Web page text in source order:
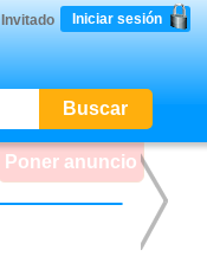
Invitado
Iniciar sesión
Poner anuncio